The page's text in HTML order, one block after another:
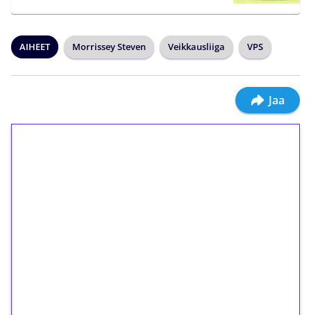
AIHEET Morrissey Steven Veikkausliiga VPS
Jaa